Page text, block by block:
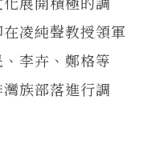
凌純聲教授領軍
李卉、鄭格等
族部落進行調